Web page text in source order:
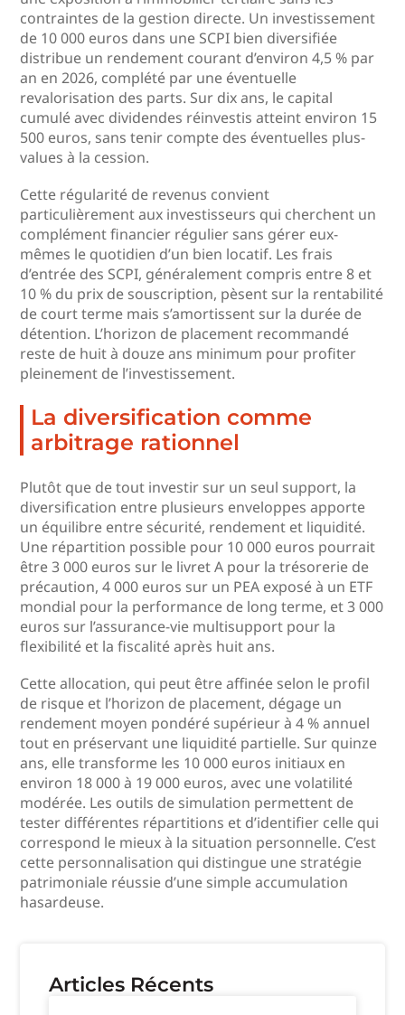
contraintes de la gestion directe. Un investissement
de 10 000 euros dans une SCPI bien diversifiée
distribue un rendement courant d’environ 4,5 % par
an en 2026, complété par une éventuelle
revalorisation des parts. Sur dix ans, le capital
cumulé avec dividendes réinvestis atteint environ 15
500 euros, sans tenir compte des éventuelles plus-
values à la cession.
Cette régularité de revenus convient
particulièrement aux investisseurs qui cherchent un
complément financier régulier sans gérer eux-
mêmes le quotidien d’un bien locatif. Les frais
d’entrée des SCPI, généralement compris entre 8 et
10 % du prix de souscription, pèsent sur la rentabilité
de court terme mais s’amortissent sur la durée de
détention. L’horizon de placement recommandé
reste de huit à douze ans minimum pour profiter
pleinement de l’investissement.
La diversification comme
arbitrage rationnel
Plutôt que de tout investir sur un seul support, la
diversification entre plusieurs enveloppes apporte
un équilibre entre sécurité, rendement et liquidité.
Une répartition possible pour 10 000 euros pourrait
être 3 000 euros sur le livret A pour la trésorerie de
précaution, 4 000 euros sur un PEA exposé à un ETF
mondial pour la performance de long terme, et 3 000
euros sur l’assurance-vie multisupport pour la
flexibilité et la fiscalité après huit ans.
Cette allocation, qui peut être affinée selon le profil
de risque et l’horizon de placement, dégage un
rendement moyen pondéré supérieur à 4 % annuel
tout en préservant une liquidité partielle. Sur quinze
ans, elle transforme les 10 000 euros initiaux en
environ 18 000 à 19 000 euros, avec une volatilité
modérée. Les outils de simulation permettent de
tester différentes répartitions et d’identifier celle qui
correspond le mieux à la situation personnelle. C’est
cette personnalisation qui distingue une stratégie
patrimoniale réussie d’une simple accumulation
hasardeuse.
Articles Récents